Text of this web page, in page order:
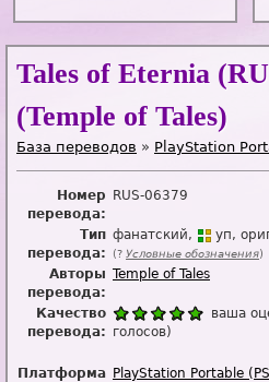
Tales of Eternia
(Temple of Tales)
База переводов » PlayStation
Номер
перевода:
RUS-06379
Тип
перевода:
фанатский уп
(? Условные обозначения)
Авторы
перевода:
Temple of Tales
Качество
перевода:
ваша
голосов)
Платформа PlayStation Portable